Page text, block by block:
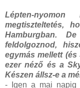
Lépten-
megtiszteltetés,
Hamburgban.
feldolgoznod,
egymás mellett
ezer néző és a
Készen állsz-e a
-
Igen a mai napig